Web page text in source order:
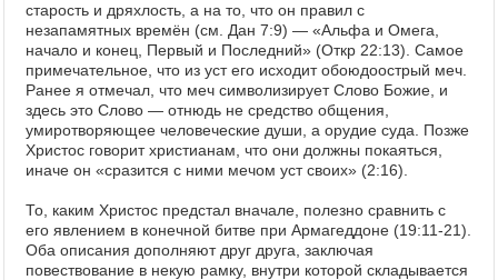
старость и дряхлость, а на то, что он правил с
незапамятных времён (см. Дан 7:9) — «Альфа и Омега,
начало и конец, Первый и Последний» (Откр 22:13). Самое
примечательное, что из уст его исходит обоюдоострый меч.
Ранее я отмечал, что меч символизирует Слово Божие, и
здесь это Слово — отнюдь не средство общения,
умиротворяющее человеческие души, а орудие суда. Позже
Христос говорит христианам, что они должны покаяться,
иначе он «сразится с ними мечом уст своих» (2:16).
То, каким Христос предстал вначале, полезно сравнить с
его явлением в конечной битве при Армагеддоне (19:11-21).
Оба описания дополняют друг друга, заключая
повествование в некую рамку, внутри которой складывается